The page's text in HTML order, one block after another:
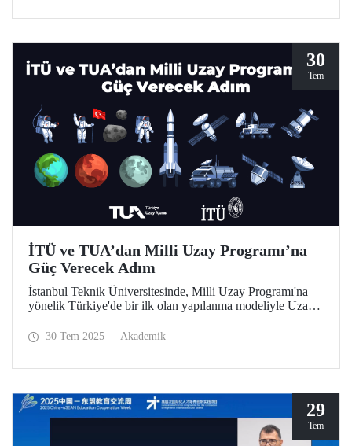
30
Tem
İTÜ ve TUA’dan Milli Uzay Programı’na
Güç Verecek Adım
İstanbul Teknik Üniversitesinde, Milli Uzay Programı'na
yönelik Türkiye'de bir ilk olan yapılanma modeliyle Uzay
kuruldu.
30 Tem 2025 Akademik
29
Tem